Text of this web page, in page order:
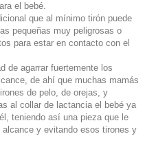
el bebé.
que al mínimo tirón puede
pequeñas muy peligrosas o
para estar en contacto con el
de agarrar fuertemente los
de ahí que muchas mamás
de pelo, de orejas, y
al collar de lactancia el bebé ya
teniendo así una pieza que le
alcance y evitando esos tirones y